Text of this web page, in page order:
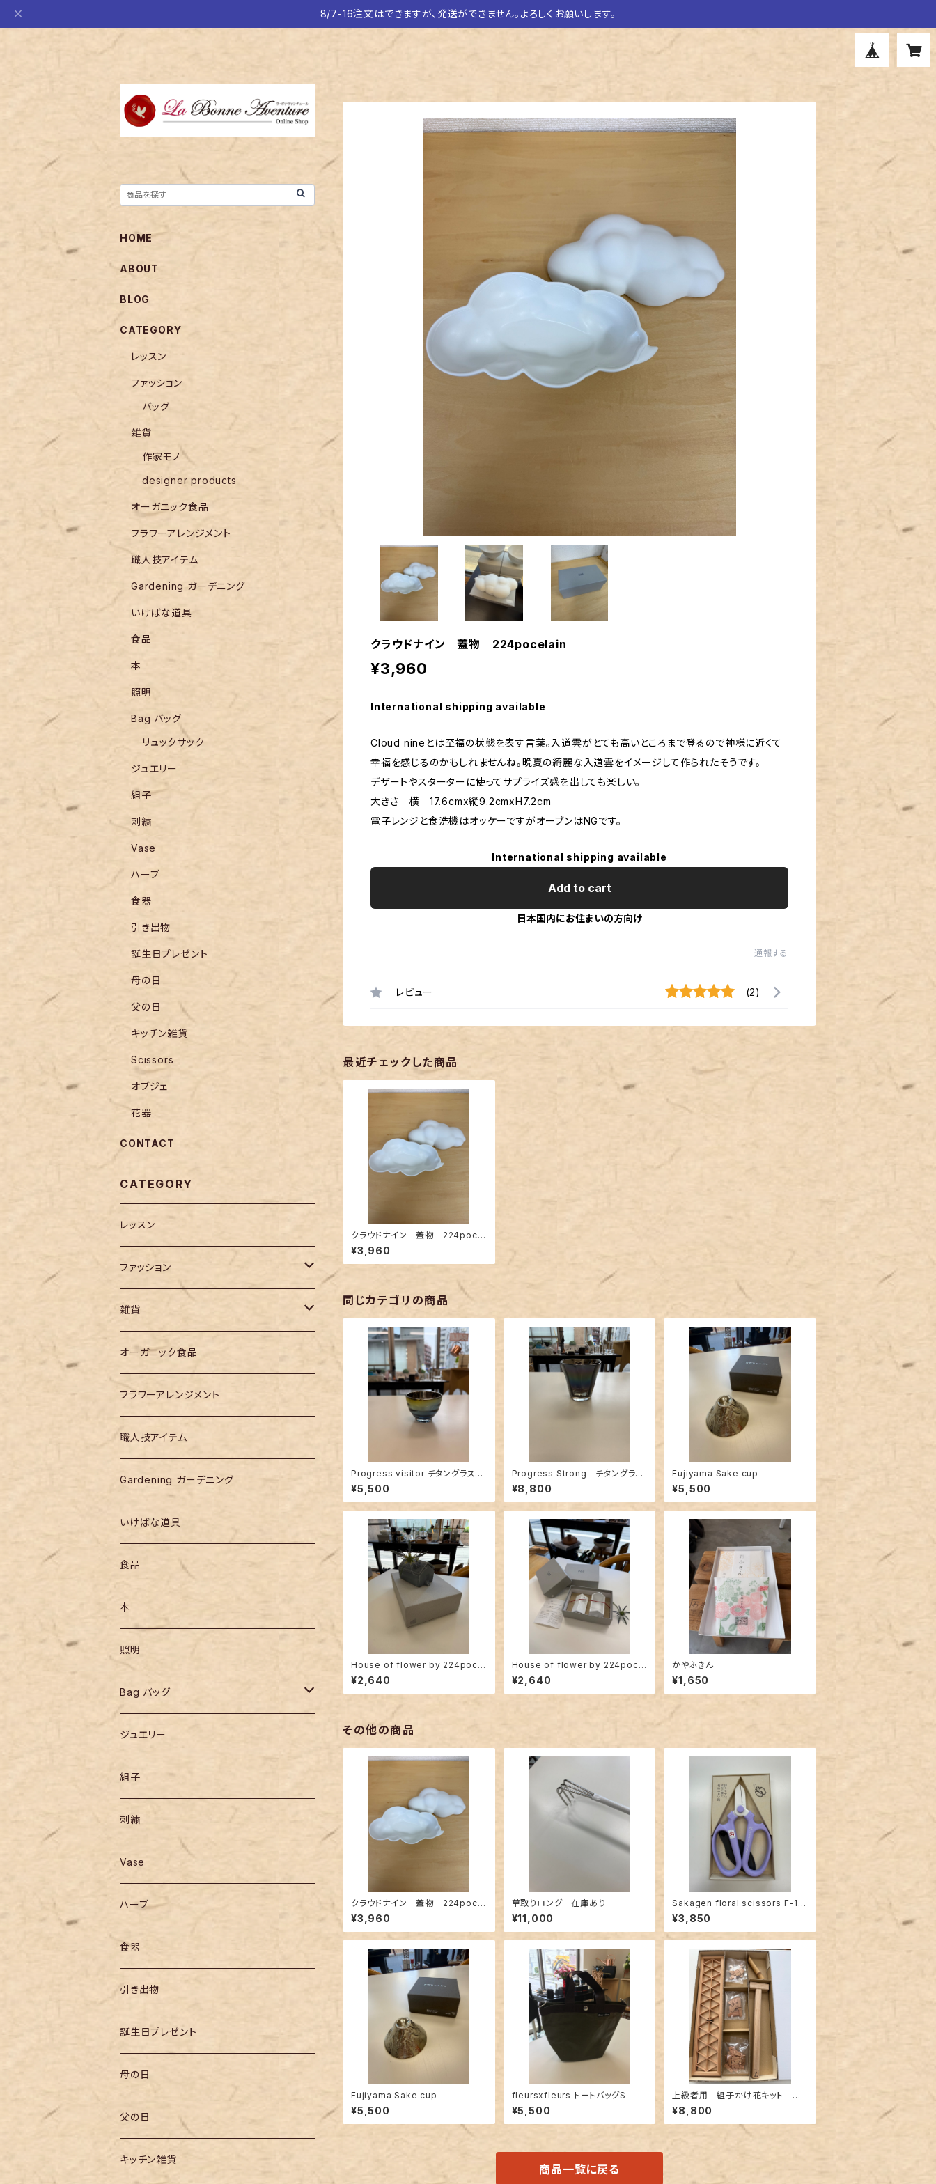
8/7-16注文はできますが、発送ができません。よろしくお願いします。
クラウドナイン 蓋物 224pocelain
¥3,960
International shipping available
Cloud nineとは至福の状態を表す言葉。入道雲がとても高いところまで登るので神様に近くて
幸福を感じるのかもしれませんね。晩夏の綺麗な入道雲をイメージして作られたそうです。
デザートやスターターに使ってサプライズ感を出しても楽しい。
大きさ 横 17.6cmx縦9.2cmxH7.2cm
電子レンジと食洗機はオッケーですがオーブンはNGです。
International shipping available
Add to cart
日本国内にお住まいの方向け
通報する
レビュー (2)
最近チェックした商品
クラウドナイン 蓋物 224pocel
ain
¥3,960
同じカテゴリの商品
Progress visitor チタングラス
（チタン塗装）
¥5,500
Progress Strong チタングラス
(チタン塗装）
¥8,800
Fujiyama Sake cup
¥5,500
House of flower by 224pocel
ain gray
¥2,640
House of flower by 224pocel
ain white
¥2,640
かやふきん
¥1,650
その他の商品
クラウドナイン 蓋物 224pocel
ain
¥3,960
草取りロング 在庫あり
¥11,000
Sakagen floral scissors F-17
0 with wire cutters Lavender
¥3,850
Fujiyama Sake cup
¥5,500
fleursxfleurs トートバッグS
¥5,500
上級者用 組子かけ花キット パ
ーツバージョン
¥8,800
商品一覧に戻る
HOME
ABOUT
BLOG
CATEGORY
レッスン
ファッション
バッグ
雑貨
作家モノ
designer products
オーガニック食品
フラワーアレンジメント
職人技アイテム
Gardening ガーデニング
いけばな道具
食品
本
照明
Bag バッグ
リュックサック
ジュエリー
組子
刺繍
Vase
ハーブ
食器
引き出物
誕生日プレゼント
母の日
父の日
キッチン雑貨
Scissors
オブジェ
花器
CONTACT
CATEGORY
レッスン
ファッション
バッグ
雑貨
作家モノ
designer products
オーガニック食品
フラワーアレンジメント
職人技アイテム
Gardening ガーデニング
いけばな道具
食品
本
照明
Bag バッグ
リュックサック
ジュエリー
組子
刺繍
Vase
ハーブ
食器
引き出物
誕生日プレゼント
母の日
父の日
キッチン雑貨